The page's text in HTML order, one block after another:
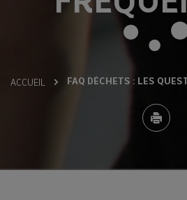
ACCUEIL FAQ DÉCHETS : LES